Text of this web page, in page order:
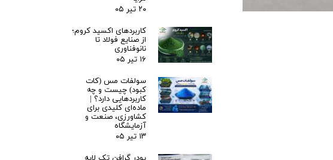
۲۰ تیر ۰۵
کاربردهای اکسید کروم؛
از صنایع فولاد تا
نانوفناوری
۱۶ تیر ۰۵
سولفات مس (کات
کبود) چیست و چه
کاربردهایی دارد؟ |
ماده‌ای کلیدی برای
کشاورزی، صنعت و
آزمایشگاه
۱۳ تیر ۰۵